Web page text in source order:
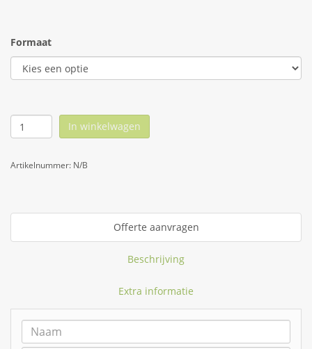
Formaat
In winkelwagen
Artikelnummer: N/B
Offerte aanvragen
Beschrijving
Extra informatie